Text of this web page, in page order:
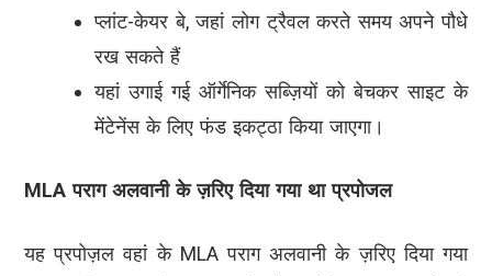
प्लांट-केयर बे, जहां लोग ट्रैवल करते समय अपने पौधे
रख सकते हैं
यहां उगाई गई ऑर्गेनिक सब्ज़ियों को बेचकर साइट के
मेंटेनेंस के लिए फंड इकट्ठा किया जाएगा।
MLA पराग अलवानी के ज़रिए दिया गया था प्रपोजल
यह प्रपोज़ल वहां के MLA पराग अलवानी के ज़रिए दिया गया